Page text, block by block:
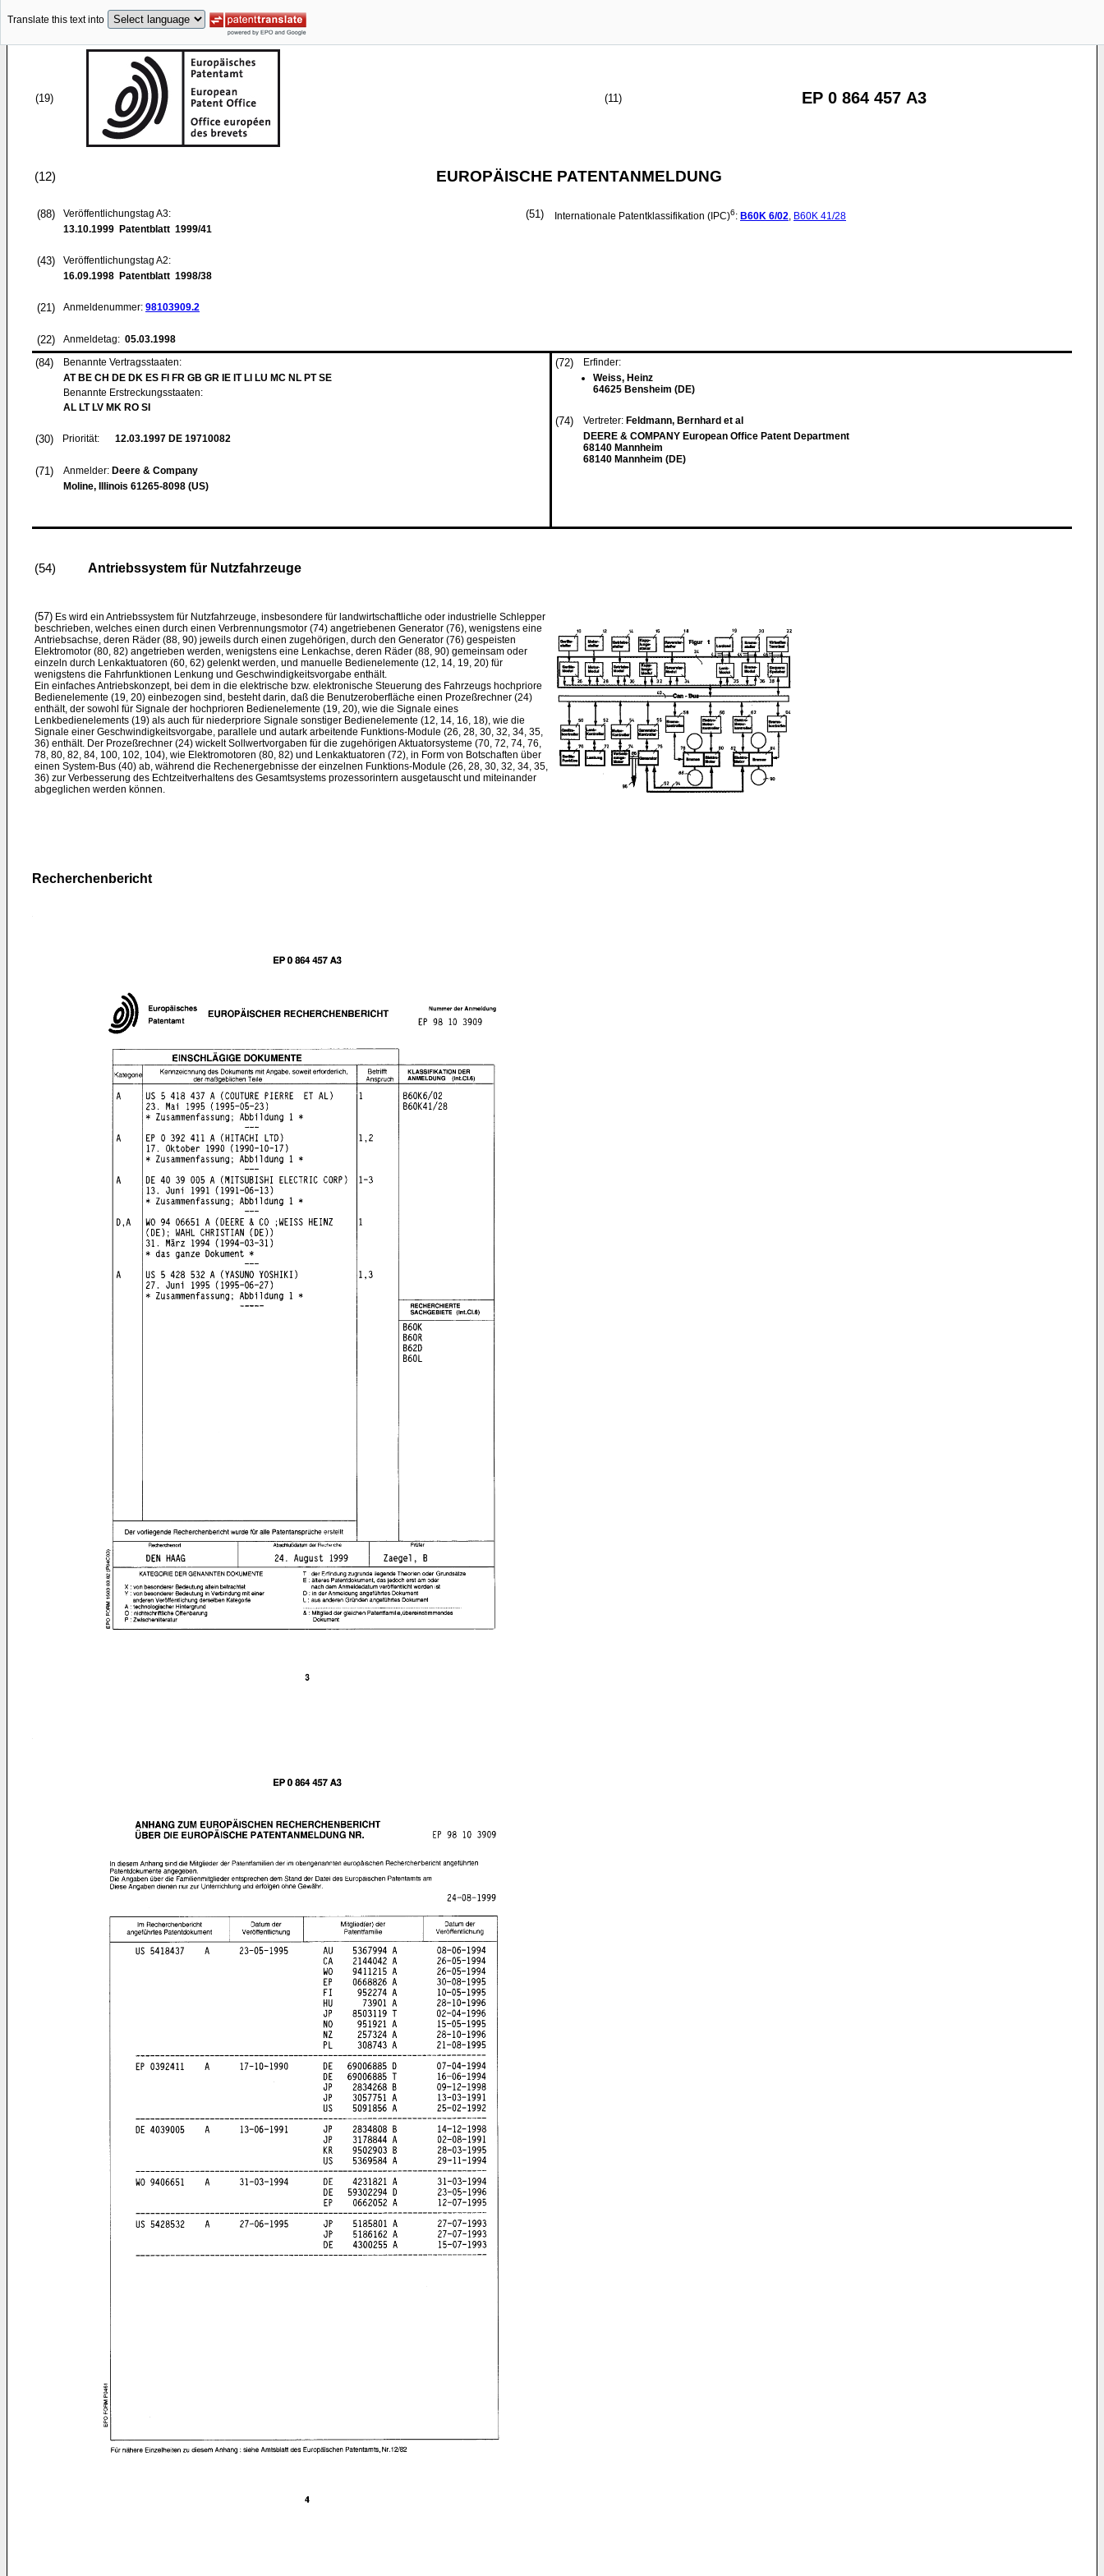
Translate this text into
(19) (11) EP 0 864 457 A3
(12) EUROPÄISCHE PATENTANMELDUNG
(88)
Veröffentlichungstag A3:
13.10.1999 Patentblatt 1999/41
(43)
Veröffentlichungstag A2:
16.09.1998 Patentblatt 1998/38
(21) Anmeldenummer: 98103909.2
(22) Anmeldetag: 05.03.1998
(51) Internationale Patentklassifikation (IPC)6: B60K 6/02, B60K 41/28
(84)
Benannte Vertragsstaaten:
AT BE CH DE DK ES FI FR GB GR IE IT LI LU MC NL PT SE
Benannte Erstreckungsstaaten:
AL LT LV MK RO SI
(30) Priorität: 12.03.1997 DE 19710082
(71) Anmelder: Deere & Company
Moline, Illinois 61265-8098 (US)
(72)
Erfinder:
Weiss, Heinz
64625 Bensheim (DE)
(74) Vertreter: Feldmann, Bernhard et al
DEERE & COMPANY European Office Patent Department
68140 Mannheim
68140 Mannheim (DE)
(54) Antriebssystem für Nutzfahrzeuge
(57) Es wird ein Antriebssystem für Nutzfahrzeuge, insbesondere für landwirtschaftliche oder industrielle Schlepper
beschrieben, welches einen durch einen Verbrennungsmotor (74) angetriebenen Generator (76), wenigstens eine
Antriebsachse, deren Räder (88, 90) jeweils durch einen zugehörigen, durch den Generator (76) gespeisten
Elektromotor (80, 82) angetrieben werden, wenigstens eine Lenkachse, deren Räder (88, 90) gemeinsam oder
einzeln durch Lenkaktuatoren (60, 62) gelenkt werden, und manuelle Bedienelemente (12, 14, 19, 20) für
wenigstens die Fahrfunktionen Lenkung und Geschwindigkeitsvorgabe enthält.
Ein einfaches Antriebskonzept, bei dem in die elektrische bzw. elektronische Steuerung des Fahrzeugs hochpriore
Bedienelemente (19, 20) einbezogen sind, besteht darin, daß die Benutzeroberfläche einen Prozeßrechner (24)
enthält, der sowohl für Signale der hochprioren Bedienelemente (19, 20), wie die Signale eines
Lenkbedienelements (19) als auch für niederpriore Signale sonstiger Bedienelemente (12, 14, 16, 18), wie die
Signale einer Geschwindigkeitsvorgabe, parallele und autark arbeitende Funktions-Module (26, 28, 30, 32, 34, 35,
36) enthält. Der Prozeßrechner (24) wickelt Sollwertvorgaben für die zugehörigen Aktuatorsysteme (70, 72, 74, 76,
78, 80, 82, 84, 100, 102, 104), wie Elektromotoren (80, 82) und Lenkaktuatoren (72), in Form von Botschaften über
einen System-Bus (40) ab, während die Rechenergebnisse der einzelnen Funktions-Module (26, 28, 30, 32, 34, 35,
36) zur Verbesserung des Echtzeitverhaltens des Gesamtsystems prozessorintern ausgetauscht und miteinander
abgeglichen werden können.
Recherchenbericht